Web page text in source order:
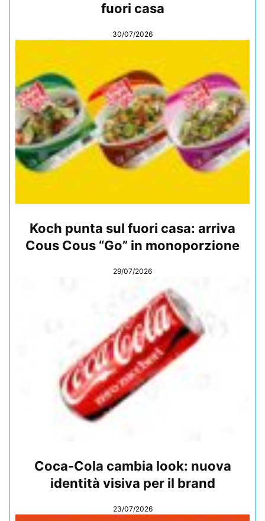
fuori casa
30/07/2026
Koch punta sul fuori casa: arriva
Cous Cous “Go” in monoporzione
29/07/2026
Coca-Cola cambia look: nuova
identità visiva per il brand
23/07/2026